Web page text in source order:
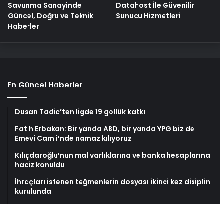
Savunma Sanayinde
Güncel, Doğru ve Teknik
Haberler
Datahost İle Güvenilir
Sunucu Hizmetleri
En Güncel Haberler
Dusan Tadic’ten ligde 19 gollük katkı
Fatih Erbakan: Bir yanda ABD, bir yanda YPG biz de
Emevi Camii’nde namaz kılıyoruz
Kılıçdaroğlu’nun mal varlıklarına ve banka hesaplarına
haciz konuldu
İhraçları istenen teğmenlerin dosyası ikinci kez disiplin
kurulunda